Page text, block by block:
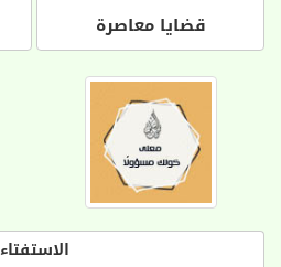
قضايا معاصرة
الاستفتاء